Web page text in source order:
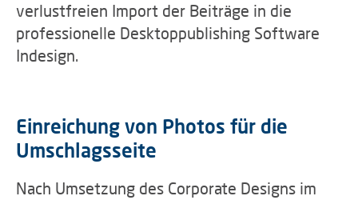
verlustfreien Import der Beiträge in die
professionelle Desktoppublishing Software
Indesign.
Einreichung von Photos für die
Umschlagsseite
Nach Umsetzung des Corporate Designs im